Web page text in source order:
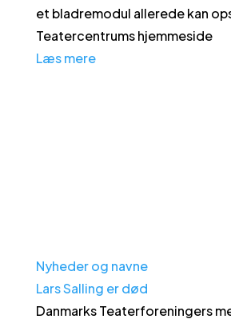
et bladremodul allerede kan
Teatercentrums hjemmeside
Læs mere
Nyheder og navne
Lars Salling er død
Danmarks Teaterforeningers